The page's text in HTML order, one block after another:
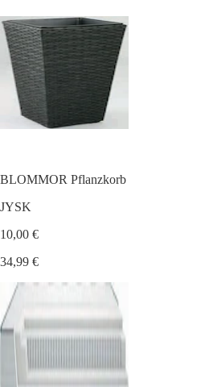
BLOMMOR Pflanzkorb
JYSK
10,00 €
34,99 €